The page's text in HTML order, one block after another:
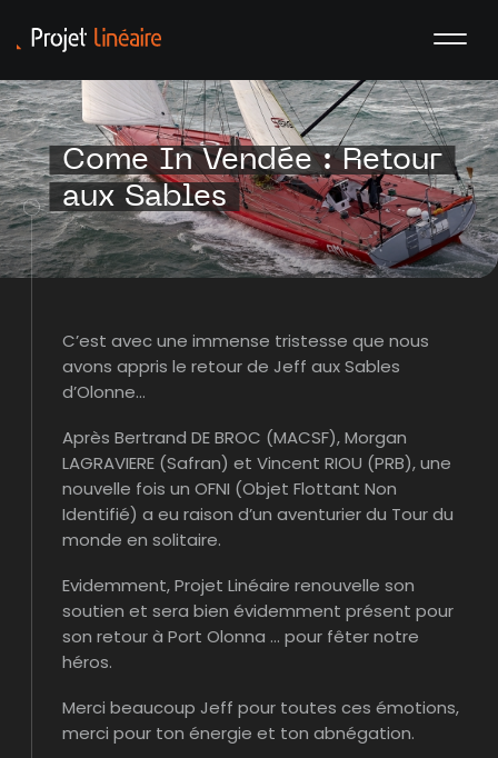
Come In Vendée : Retour
aux Sables
C’est avec une immense tristesse que nous
avons appris le retour de Jeff aux Sables
d’Olonne…
Après Bertrand DE BROC (MACSF), Morgan
LAGRAVIERE (Safran) et Vincent RIOU (PRB), une
nouvelle fois un OFNI (Objet Flottant Non
Identifié) a eu raison d’un aventurier du Tour du
monde en solitaire.
Evidemment, Projet Linéaire renouvelle son
soutien et sera bien évidemment présent pour
son retour à Port Olonna … pour fêter notre
héros.
Merci beaucoup Jeff pour toutes ces émotions,
merci pour ton énergie et ton abnégation.